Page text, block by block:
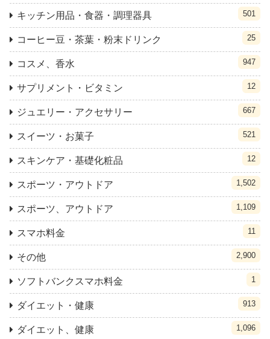
キッチン用品・食器・調理器具 501
コーヒー豆・茶葉・粉末ドリンク 25
コスメ、香水 947
サプリメント・ビタミン 12
ジュエリー・アクセサリー 667
スイーツ・お菓子 521
スキンケア・基礎化粧品 12
スポーツ・アウトドア 1,502
スポーツ、アウトドア 1,109
スマホ料金 11
その他 2,900
ソフトバンクスマホ料金 1
ダイエット・健康 913
ダイエット、健康 1,096